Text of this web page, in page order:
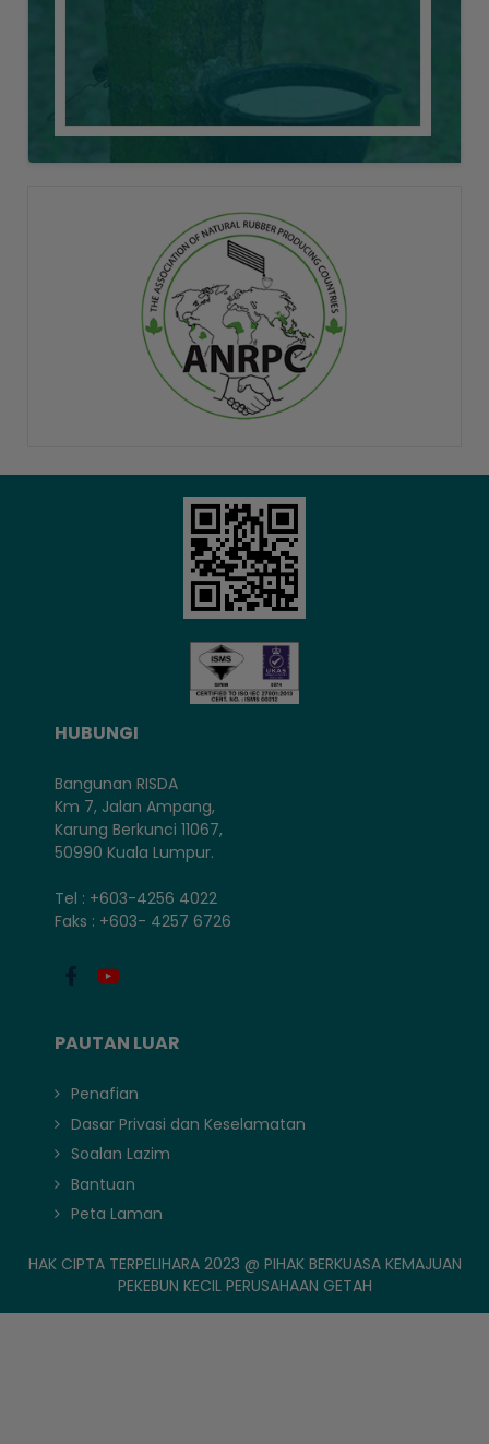
HUBUNGI
Bangunan RISDA
Km 7, Jalan Ampang,
Karung Berkunci 11067,
50990 Kuala Lumpur.
Tel : +603-4256 4022
Faks : +603- 4257 6726
PAUTAN LUAR
Penafian
Dasar Privasi dan Keselamatan
Soalan Lazim
Bantuan
Peta Laman
HAK CIPTA TERPELIHARA 2023 @ PIHAK BERKUASA KEMAJUAN
PEKEBUN KECIL PERUSAHAAN GETAH